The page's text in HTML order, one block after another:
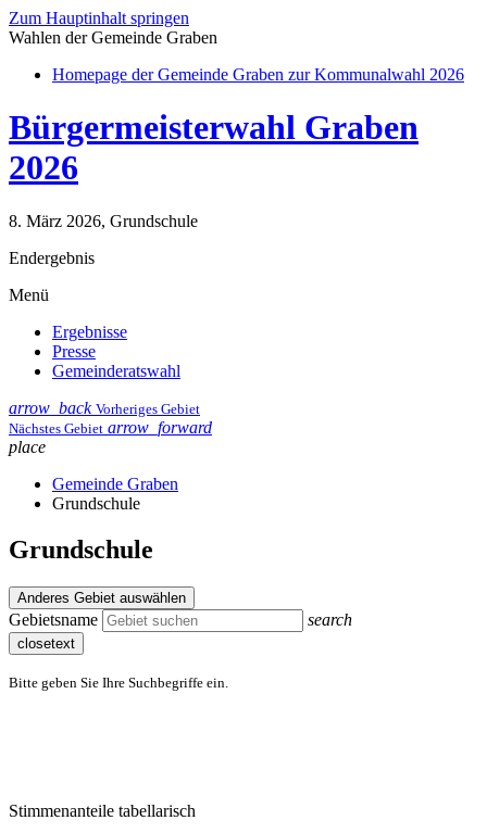
Zum Hauptinhalt springen
Wahlen der Gemeinde Graben
Homepage der Gemeinde Graben zur Kommunalwahl 2026
Bürgermeisterwahl Graben
2026
8. März 2026, Grundschule
Endergebnis
Menü
Ergebnisse
Presse
Gemeinderatswahl
arrow_back Vorheriges Gebiet
Nächstes Gebiet arrow_forward
place
Gemeinde Graben
Grundschule
Grundschule
Anderes Gebiet auswählen
Gebietsname search
closetext
Bitte geben Sie Ihre Suchbegriffe ein.
Stimmenanteile tabellarisch